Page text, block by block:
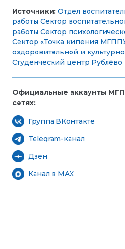
Источники: Отдел
работы Сектор
работы Сектор
Сектор «Точка кипения
оздоровительной и
Студенческий центр Рублёво
Официальные аккаунты
сетях:
Группа ВКонтакте
Telegram-канал
Дзен
Канал в MAX